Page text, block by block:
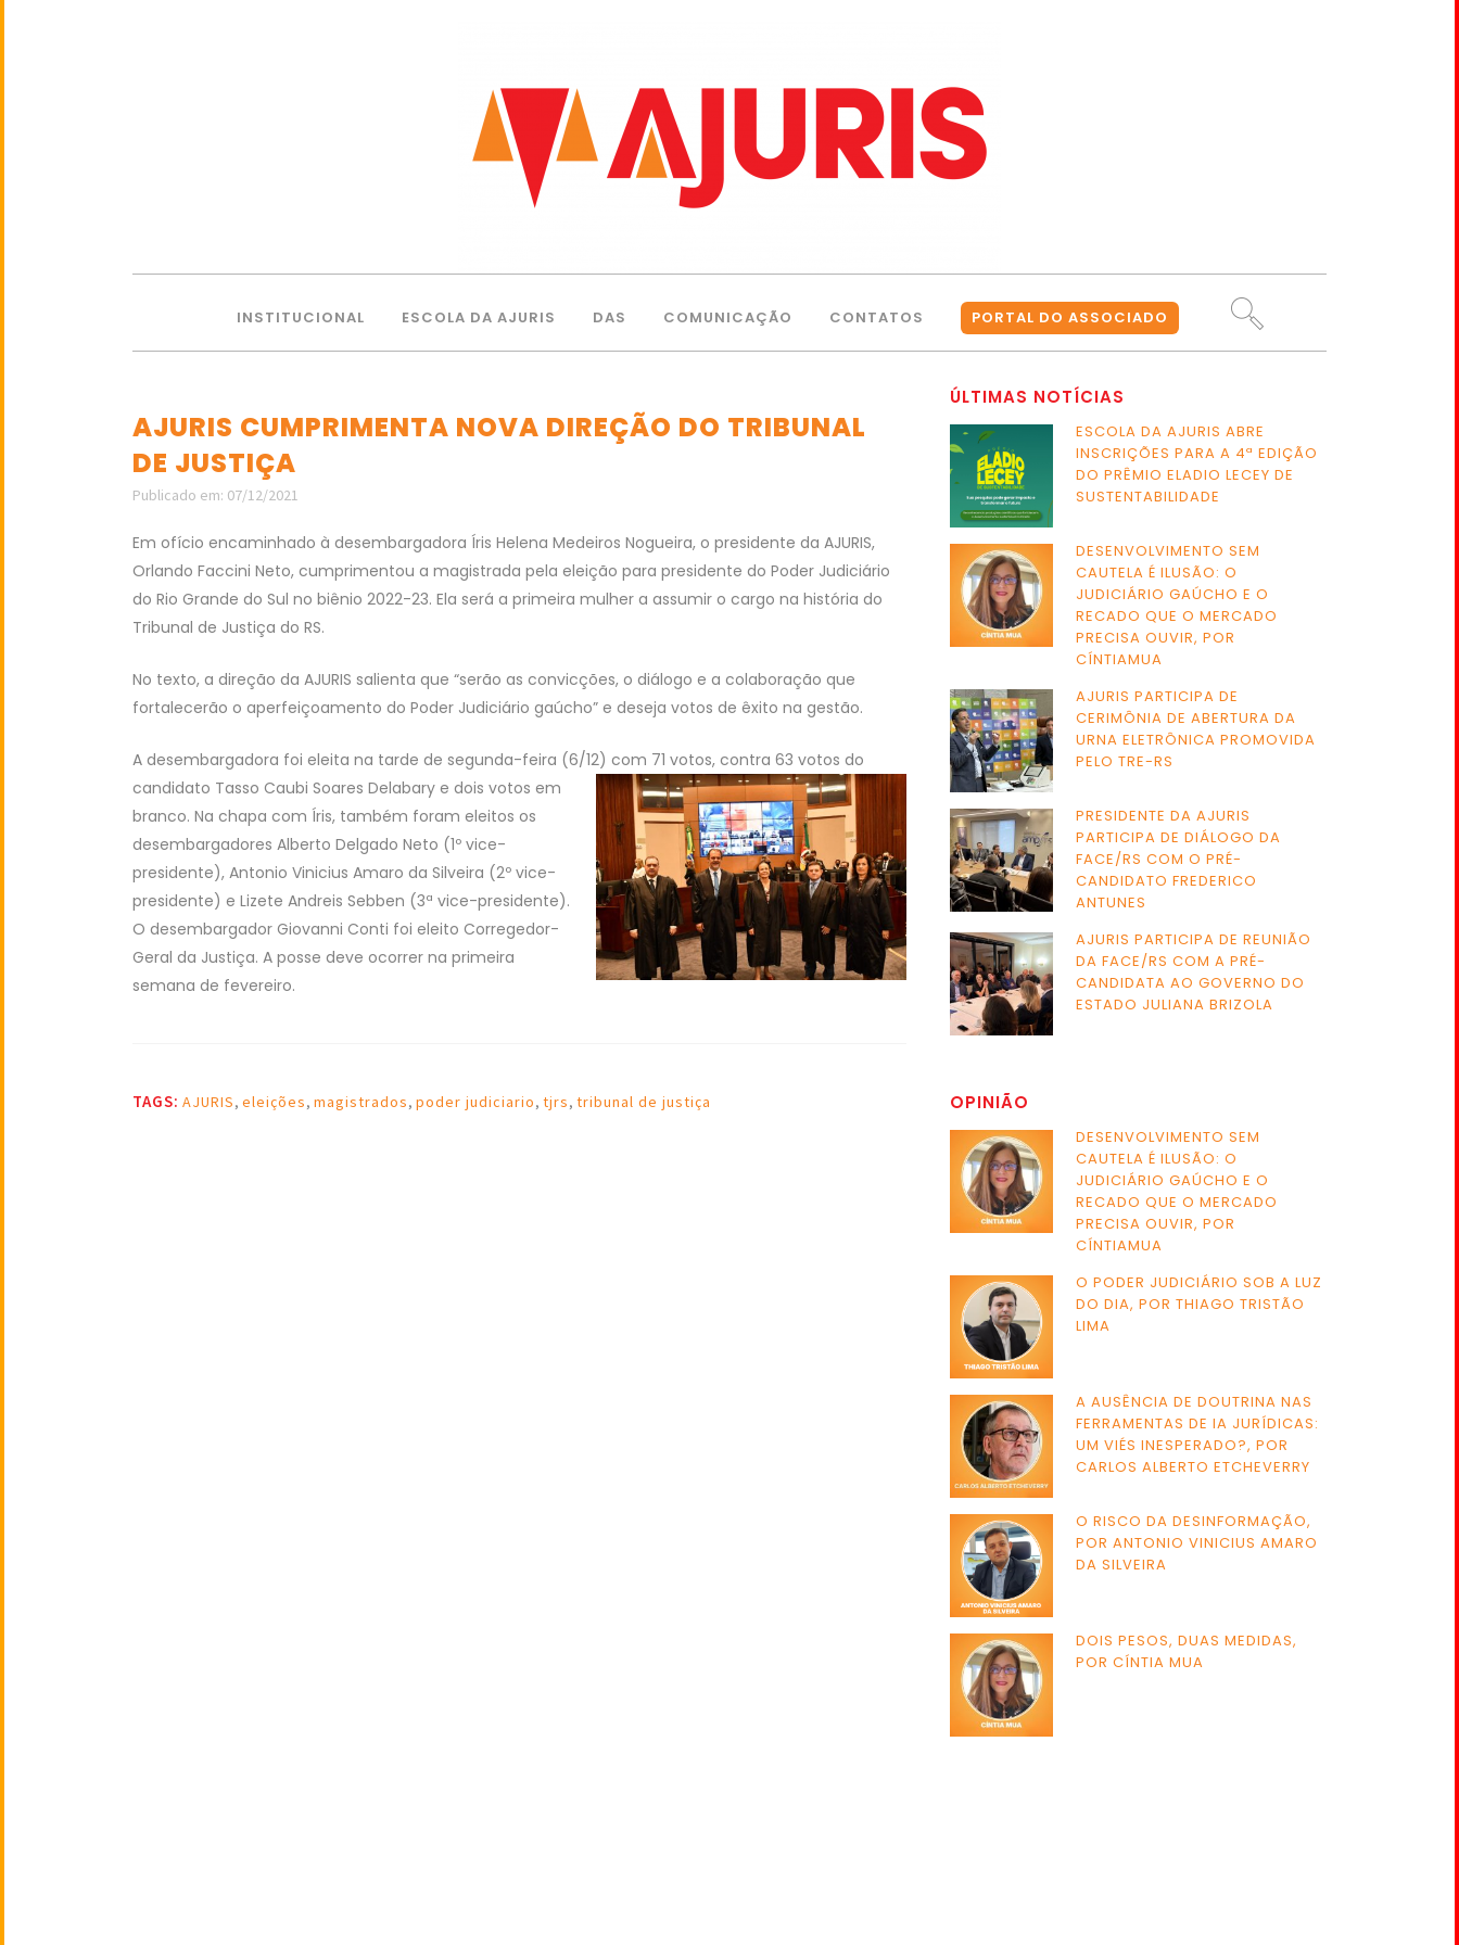
INSTITUCIONAL ESCOLA DA AJURIS DAS COMUNICAÇÃO CONTATOS PORTAL DO ASSOCIADO
AJURIS CUMPRIMENTA NOVA DIREÇÃO DO TRIBUNAL
DE JUSTIÇA
Publicado em: 07/12/2021
Em ofício encaminhado à desembargadora Íris Helena Medeiros Nogueira, o presidente da AJURIS,
Orlando Faccini Neto, cumprimentou a magistrada pela eleição para presidente do Poder Judiciário
do Rio Grande do Sul no biênio 2022-23. Ela será a primeira mulher a assumir o cargo na história do
Tribunal de Justiça do RS.
No texto, a direção da AJURIS salienta que “serão as convicções, o diálogo e a colaboração que
fortalecerão o aperfeiçoamento do Poder Judiciário gaúcho” e deseja votos de êxito na gestão.
A desembargadora foi eleita na tarde de segunda-feira (6/12) com 71 votos, contra 63 votos do
candidato Tasso Caubi Soares Delabary e dois votos em
branco. Na chapa com Íris, também foram eleitos os
desembargadores Alberto Delgado Neto (1º vice-
presidente), Antonio Vinicius Amaro da Silveira (2º vice-
presidente) e Lizete Andreis Sebben (3ª vice-presidente).
O desembargador Giovanni Conti foi eleito Corregedor-
Geral da Justiça. A posse deve ocorrer na primeira
semana de fevereiro.
TAGS: AJURIS, eleições, magistrados, poder judiciario, tjrs, tribunal de justiça
ÚLTIMAS NOTÍCIAS
ESCOLA DA AJURIS ABRE
INSCRIÇÕES PARA A 4ª EDIÇÃO
DO PRÊMIO ELADIO LECEY DE
SUSTENTABILIDADE
DESENVOLVIMENTO SEM
CAUTELA É ILUSÃO: O
JUDICIÁRIO GAÚCHO E O
RECADO QUE O MERCADO
PRECISA OUVIR, POR
CÍNTIAMUA
AJURIS PARTICIPA DE
CERIMÔNIA DE ABERTURA DA
URNA ELETRÔNICA PROMOVIDA
PELO TRE-RS
PRESIDENTE DA AJURIS
PARTICIPA DE DIÁLOGO DA
FACE/RS COM O PRÉ-
CANDIDATO FREDERICO
ANTUNES
AJURIS PARTICIPA DE REUNIÃO
DA FACE/RS COM A PRÉ-
CANDIDATA AO GOVERNO DO
ESTADO JULIANA BRIZOLA
OPINIÃO
DESENVOLVIMENTO SEM
CAUTELA É ILUSÃO: O
JUDICIÁRIO GAÚCHO E O
RECADO QUE O MERCADO
PRECISA OUVIR, POR
CÍNTIAMUA
O PODER JUDICIÁRIO SOB A LUZ
DO DIA, POR THIAGO TRISTÃO
LIMA
A AUSÊNCIA DE DOUTRINA NAS
FERRAMENTAS DE IA JURÍDICAS:
UM VIÉS INESPERADO?, POR
CARLOS ALBERTO ETCHEVERRY
O RISCO DA DESINFORMAÇÃO,
POR ANTONIO VINICIUS AMARO
DA SILVEIRA
DOIS PESOS, DUAS MEDIDAS,
POR CÍNTIA MUA